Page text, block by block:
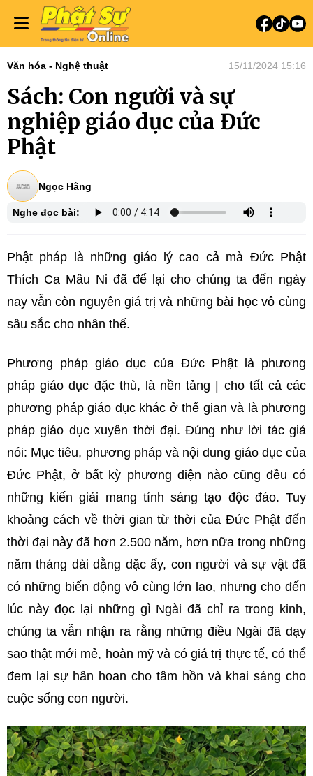
Văn hóa - Nghệ thuật 15/11/2024 15:16
Sách: Con người và sự
nghiệp giáo dục của Đức
Phật
Ngọc Hằng
Nghe đọc bài:
Phật pháp là những giáo lý cao cả mà Đức Phật
Thích Ca Mâu Ni đã để lại cho chúng ta đến ngày
nay vẫn còn nguyên giá trị và những bài học vô cùng
sâu sắc cho nhân thế.
Phương pháp giáo dục của Đức Phật là phương
pháp giáo dục đặc thù, là nền tảng | cho tất cả các
phương pháp giáo dục khác ở thế gian và là phương
pháp giáo dục xuyên thời đại. Đúng như lời tác giả
nói: Mục tiêu, phương pháp và nội dung giáo dục của
Đức Phật, ở bất kỳ phương diện nào cũng đều có
những kiến giải mang tính sáng tạo độc đáo. Tuy
khoảng cách về thời gian từ thời của Đức Phật đến
thời đại này đã hơn 2.500 năm, hơn nữa trong những
năm tháng dài dằng dặc ấy, con người và sự vật đã
có những biến động vô cùng lớn lao, nhưng cho đến
lúc này đọc lại những gì Ngài đã chỉ ra trong kinh,
chúng ta vẫn nhận ra rằng những điều Ngài đã dạy
sao thật mới mẻ, hoàn mỹ và có giá trị thực tế, có thể
đem lại sự hân hoan cho tâm hồn và khai sáng cho
cuộc sống con người.